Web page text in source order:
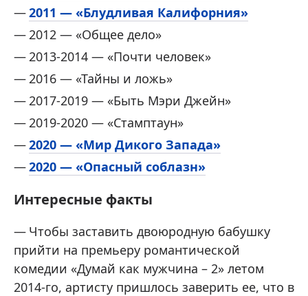
2011 — «Блудливая Калифорния»
2012 — «Общее дело»
2013-2014 — «Почти человек»
2016 — «Тайны и ложь»
2017-2019 — «Быть Мэри Джейн»
2019-2020 — «Стамптаун»
2020 — «Мир Дикого Запада»
2020 — «Опасный соблазн»
Интересные факты
Чтобы заставить двоюродную бабушку
прийти на премьеру романтической
комедии «Думай как мужчина – 2» летом
2014-го, артисту пришлось заверить ее, что в